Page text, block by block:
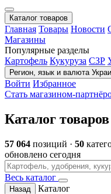
Каталог товаров
Главная Товары Новости
Магазины
Популярные разделы
Картофель Кукуруза СЗР
Регион, язык и валюта
Войти Избранное
Стать магазином-
Каталог товаров
57 064 позиций · 50
обновлено сегодня
Весь каталог
Назад
Каталог